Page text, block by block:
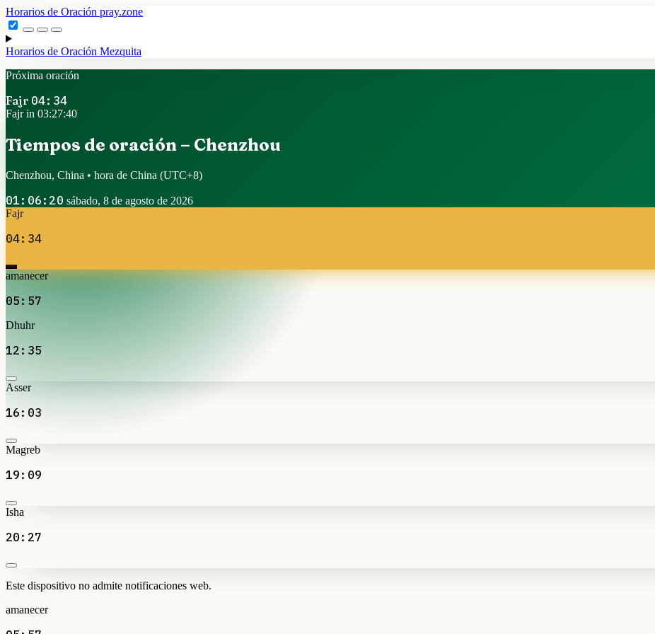
Horarios de Oración pray.zone
Horarios de Oración Mezquita
Próxima oración
Fajr 04:34
Fajr in 03:27:39
Tiempos de oración – Chenzhou
Chenzhou, China • hora de China (UTC+8)
01:06:21 sábado, 8 de agosto de 2026
Fajr
04:34
amanecer
05:57
Dhuhr
12:35
Asser
16:03
Magreb
19:09
Isha
20:27
Este dispositivo no admite notificaciones web.
amanecer